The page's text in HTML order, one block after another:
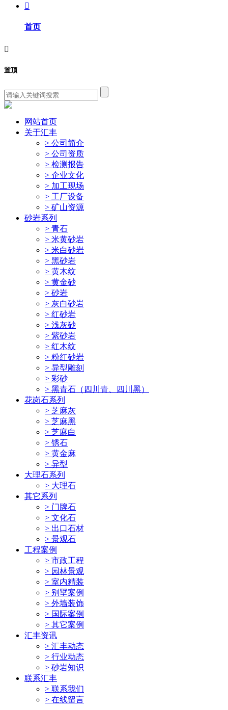

首页

置顶
网站首页
关于汇丰
> 公司简介
> 公司资质
> 检测报告
> 企业文化
> 加工现场
> 工厂设备
> 矿山资源
砂岩系列
> 青石
> 米黄砂岩
> 米白砂岩
> 黑砂岩
> 黄木纹
> 黄金砂
> 砂岩
> 灰白砂岩
> 红砂岩
> 浅灰砂
> 紫砂岩
> 红木纹
> 粉红砂岩
> 异型雕刻
> 彩砂
> 黑青石（四川青、四川黑）
花岗石系列
> 芝麻灰
> 芝麻黑
> 芝麻白
> 锈石
> 黄金麻
> 异型
大理石系列
> 大理石
其它系列
> 门牌石
> 文化石
> 出口石材
> 景观石
工程案例
> 市政工程
> 园林景观
> 室内精装
> 别墅案例
> 外墙装饰
> 国际案例
> 其它案例
汇丰资讯
> 汇丰动态
> 行业动态
> 砂岩知识
联系汇丰
> 联系我们
> 在线留言